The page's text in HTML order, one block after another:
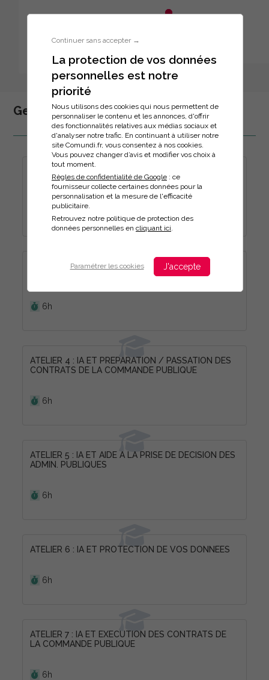
Continuer sans accepter →
La protection de vos données
personnelles est notre
priorité
Nous utilisons des cookies qui nous permettent de
personnaliser le contenu et les annonces, d'offrir
des fonctionnalités relatives aux médias sociaux et
d'analyser notre trafic. En continuant à utiliser notre
site Comundi.fr, vous consentez à nos cookies.
Vous pouvez changer d’avis et modifier vos choix à
tout moment.
Règles de confidentialité de Google : ce
fournisseur collecte certaines données pour la
personnalisation et la mesure de l'efficacité
publicitaire.
Retrouvez notre politique de protection des
données personnelles en cliquant ici
Paramétrer les cookies J'accepte
Inscription à la formation
Gestion publique
D'INTELLIGENCE ARTIFICIELLE
Durée :
6h
ATELIER 11 : RAPPROCHER LES USAGERS,
ADMINISTRES ET CITOYENS AVEC L'IA
Durée :
6h
ATELIER 4 : IA ET PREPARATION / PASSATION DES
CONTRATS DE LA COMMANDE PUBLIQUE
6h
ATELIER 5 : IA ET AIDE A LA PRISE DE DECISION DES
ADMIN. PUBLIQUES
6h
ATELIER 6 : IA ET PROTECTION DE VOS DONNEES
6h
ATELIER 7 : IA ET EXECUTION DES CONTRATS DE
LA COMMANDE PUBLIQUE
6h